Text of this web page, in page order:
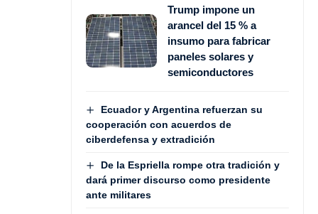
Trump impone un
arancel del 15 % a
insumo para fabricar
paneles solares y
semiconductores
Ecuador y Argentina refuerzan su
cooperación con acuerdos de
ciberdefensa y extradición
De la Espriella rompe otra tradición y
dará primer discurso como presidente
ante militares